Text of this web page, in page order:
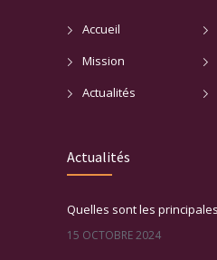
Accueil
Mission
Actualités
Actualités
15 OCTOBRE 2024